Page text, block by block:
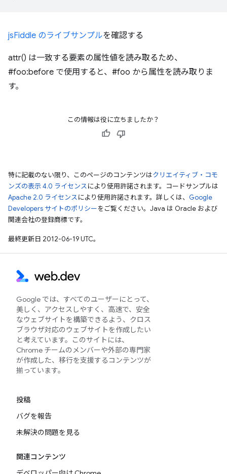
jsFiddle のライブサンプルを確認する
attr() は一致する要素の属性値を読み取るため、
#foo:before で使用すると、#foo から属性を読み取りま
す。
この情報は役に立ちましたか？
特に記載のない限り、このページのコンテンツはクリエイティブ・コモ
ンズの表示 4.0 ライセンスにより使用許諾されます。コードサンプルは
Apache 2.0 ライセンスにより使用許諾されます。詳しくは、 Google
Developers サイトのポリシーをご覧ください。Java は Oracle および
関連会社の登録商標です。
最終更新日 2012-06-19 UTC。
Google では、すべてのユーザーにとって、
美しく、アクセスしやすく、高速で、安全
なウェブサイトを構築できるよう、クロス
ブラウザ対応のウェブサイトを作成したい
と考えています。このサイトには、
Chrome チームのメンバーや外部の専門家
が作成した、移行を支援するコンテンツが
揃っています。
投稿
バグを報告
未解決の問題を見る
関連コンテンツ